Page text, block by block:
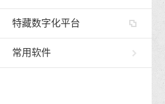
特藏数字化平台
常用软件